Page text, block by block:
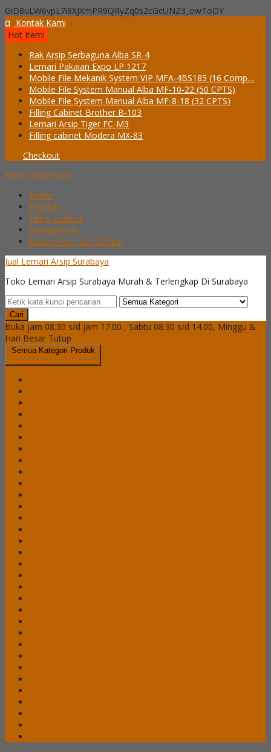
GiD8uLW6vpL7i8XJXmPR9QRyZq0s2cGcUNZ3_owToDY
q Kontak Kami
Hot Item!
Rak Arsip Serbaguna Alba SR-4
Lemari Pakaian Expo LP 1217
Mobile File Mekanik System VIP MFA-4BS185 (16 Comp....
Mobile File System Manual Alba MF-10-22 (50 CPTS)
Mobile File System Manual Alba MF-8-18 (32 CPTS)
Filling Cabinet Brother B-103
Lemari Arsip Tiger FC-M3
Filling cabinet Modera MX-83
Checkout
MENU NAVIGASI
Home
Brankas
Filling Cabinet
Lemari Arsip
Mobile File / Roll O’Pack
Jual Lemari Arsip Surabaya
Toko Lemari Arsip Surabaya Murah & Terlengkap Di Surabaya
Cari
Buka jam 08.30 s/d jam 17.00 , Sabtu 08.30 s/d 14.00, Minggu &
Hari Besar Tutup
Semua Kategori Produk